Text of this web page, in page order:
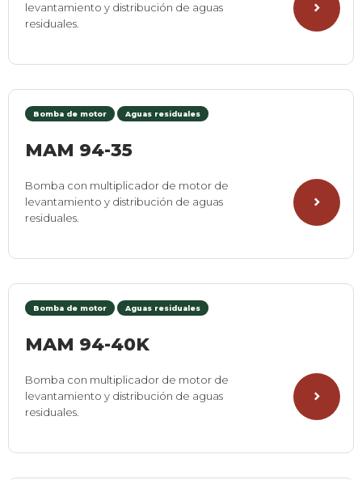
levantamiento y distribución de aguas
residuales.
Bomba de motor Aguas residuales
MAM 94-35
Bomba con multiplicador de motor de
levantamiento y distribución de aguas
residuales.
Bomba de motor Aguas residuales
MAM 94-40K
Bomba con multiplicador de motor de
levantamiento y distribución de aguas
residuales.